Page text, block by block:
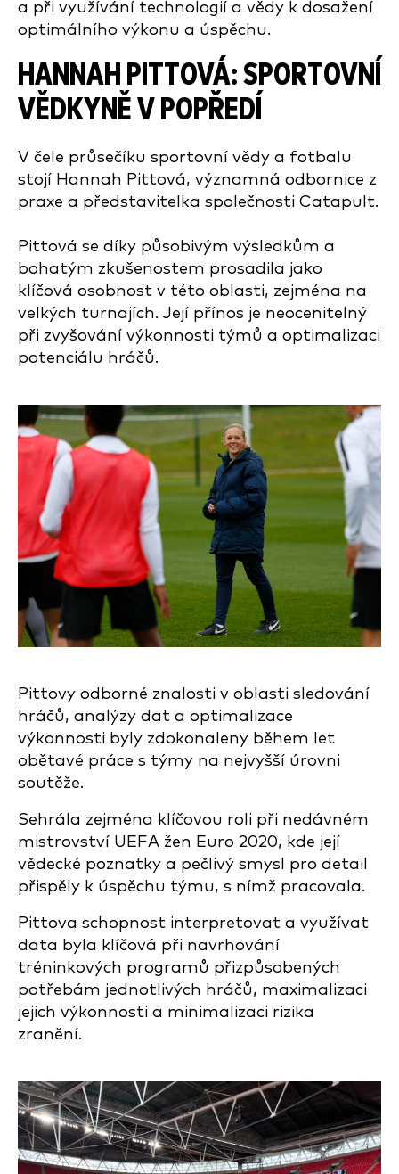
a při využívání technologií a vědy k dosažení
optimálního výkonu a úspěchu.
HANNAH PITTOVÁ: SPORTOVNÍ
VĚDKYNĚ V POPŘEDÍ
V čele průsečíku sportovní vědy a fotbalu
stojí Hannah Pittová, významná odbornice z
praxe a představitelka společnosti Catapult.
Pittová se díky působivým výsledkům a
bohatým zkušenostem prosadila jako
klíčová osobnost v této oblasti, zejména na
velkých turnajích. Její přínos je neocenitelný
při zvyšování výkonnosti týmů a optimalizaci
potenciálu hráčů.
Pittovy odborné znalosti v oblasti sledování
hráčů, analýzy dat a optimalizace
výkonnosti byly zdokonaleny během let
obětavé práce s týmy na nejvyšší úrovni
soutěže.
Sehrála zejména klíčovou roli při nedávném
mistrovství UEFA žen Euro 2020, kde její
vědecké poznatky a pečlivý smysl pro detail
přispěly k úspěchu týmu, s nímž pracovala.
Pittova schopnost interpretovat a využívat
data byla klíčová při navrhování
tréninkových programů přizpůsobených
potřebám jednotlivých hráčů, maximalizaci
jejich výkonnosti a minimalizaci rizika
zranění.